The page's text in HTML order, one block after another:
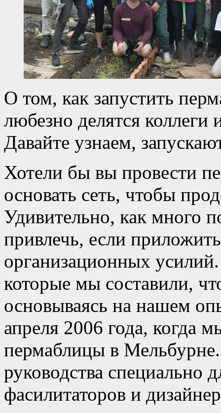
О том, как запустить
любезно делятся
Давайте узнаем,
Хотели бы вы провести
основать сеть, чтобы
Удивительно, как много
привлечь, если
организационных
которые мы составили,
основываясь на нашем
апреля 2006 года, когда
пермаблицы в
руководства специально
фасилитаторов и